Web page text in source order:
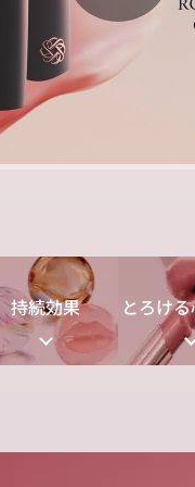
P
y
V
持続効果 とろけ